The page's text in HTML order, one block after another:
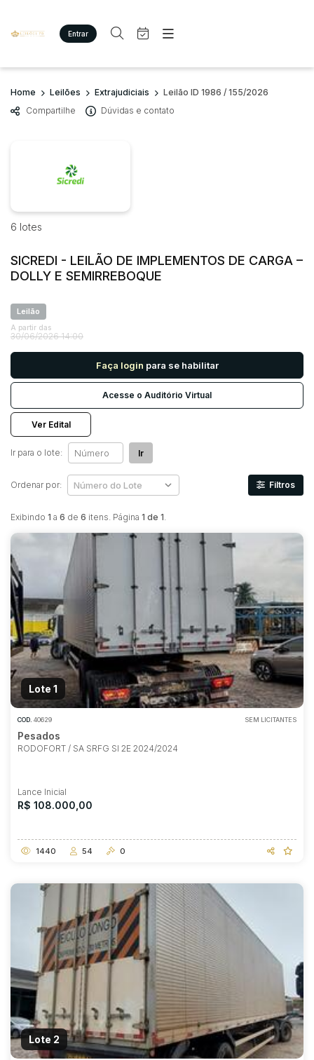
Entrar
Criar conta Entrar
Site
Agenda
Quem Somos
Busca por categoria
Imóveis
Veículos
Motos
Pesados
Utilitário
Busca por palavra-chave
Bairro
Judiciais Extrajudiciais
R$
Home
Quem Somos
Home Leilões Extrajudiciais
Leilão ID 1986 / 155/2026
Compartilhe
Dúvidas e contato
6 lotes
SICREDI - LEILÃO DE IMPLEMENTOS DE CARGA –
DOLLY E SEMIRREBOQUE
Leilão
A partir das
30/06/2026 14:00
Faça login para se habilitar
Acesse o Auditório Virtual
Ver Edital
Exibindo 1 a 6 de 6 itens. Página 1 de 1.
Ir para o lote: Ir
Ordenar por: Filtros
Lote 1
COD. 40629 SEM LICITANTES
Pesados
RODOFORT / SA SRFG SI 2E 2024/2024
Lance Inicial
R$ 108.000,00
1440 54 0
Lote 2